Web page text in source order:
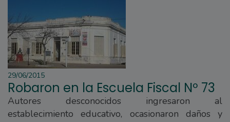
29/06/2015
Robaron en la Escuela Fiscal Nº 73
Autores desconocidos ingresaron al
establecimiento educativo, ocasionaron daños y